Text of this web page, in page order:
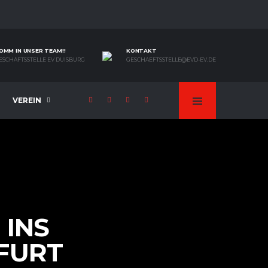
IN UNSER TEAM!!
EV DUISBURG
KONTAKT
GESCHAEFTSSTELLE@EVD-EV.DE
VEREIN